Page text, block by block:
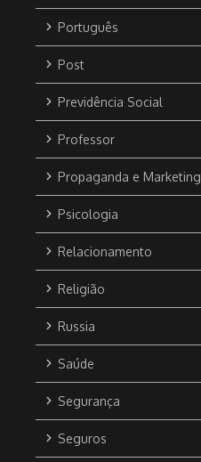
Português
Post
Previdência Social
Professor
Propaganda e Marketing
Psicologia
Relacionamento
Religião
Russia
Saúde
Segurança
Seguros